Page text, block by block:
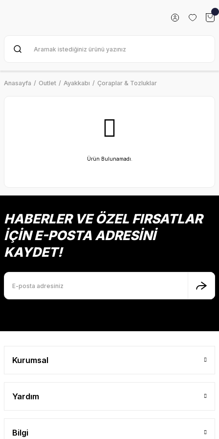
Anasayfa Outlet Ayakkabı Çoraplar & Tozluklar
Ürün Bulunamadı.
HABERLER VE ÖZEL FIRSATLAR
İÇİN E-POSTA ADRESİNİ
KAYDET!
Kurumsal
Yardım
Bilgi